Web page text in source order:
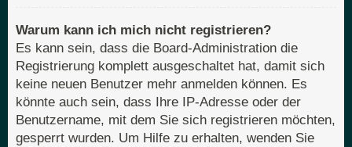
Warum kann ich mich nicht registrieren?
Es kann sein, dass die Board-Administration die
Registrierung komplett ausgeschaltet hat, damit sich
keine neuen Benutzer mehr anmelden können. Es
könnte auch sein, dass Ihre IP-Adresse oder der
Benutzername, mit dem Sie sich registrieren möchten,
gesperrt wurden. Um Hilfe zu erhalten, wenden Sie